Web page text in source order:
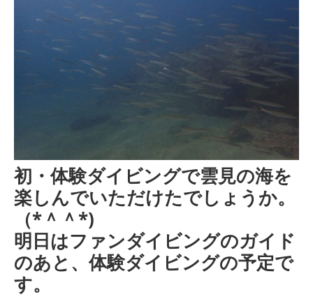
初・体験ダイビングで雲見の海を
楽しんでいただけたでしょうか。
（*＾＾*)
明日はファンダイビングのガイド
のあと、体験ダイビングの予定で
す。